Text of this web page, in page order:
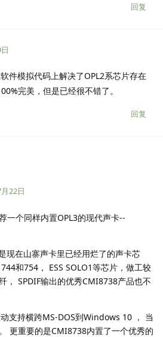
回复
件模拟代码上解决了OPL2系芯片存在
完美，但是已经很不错了。
回复
22日
一个同样内置OPL3的现代声卡--
现在山寨声卡里已经用烂了的声卡芯
和754， ESS SOLO1等芯片，做工较
， SPDIF输出的优秀CMI8738产品也不
支持横跨MS-DOS到Windows 10 ， 当
更重要的是CMI8738内置了一个优秀的